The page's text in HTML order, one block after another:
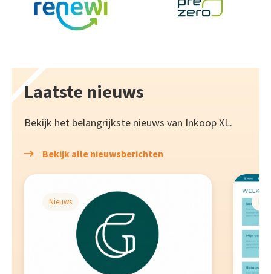
Laatste nieuws
Bekijk het belangrijkste nieuws van Inkoop XL.
Bekijk alle nieuwsberichten
Nieuws